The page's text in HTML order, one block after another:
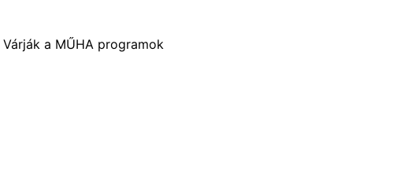
Várják a MŰHA programok